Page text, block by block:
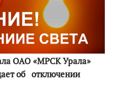
ОАО «МРСК Урала»
об отключении